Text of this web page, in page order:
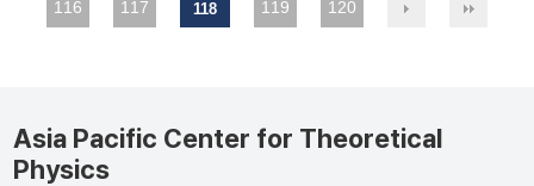
116
117 118 119 120
Asia Pacific Center for Theoretical
Physics